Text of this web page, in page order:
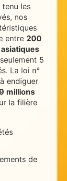
les
nos
entre 200
5
La loi n°
endiguer
millions
la filière
de